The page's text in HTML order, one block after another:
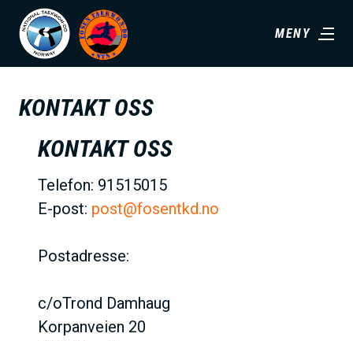
MENY
KONTAKT OSS
KONTAKT OSS
Telefon: 91515015
E-post: post@fosentkd.no
Postadresse:
c/oTrond Damhaug
Korpanveien 20